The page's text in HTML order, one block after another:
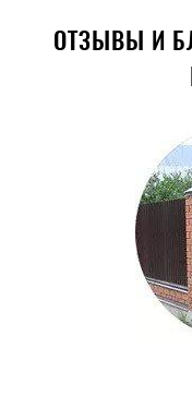
ОТЗЫВЫ И